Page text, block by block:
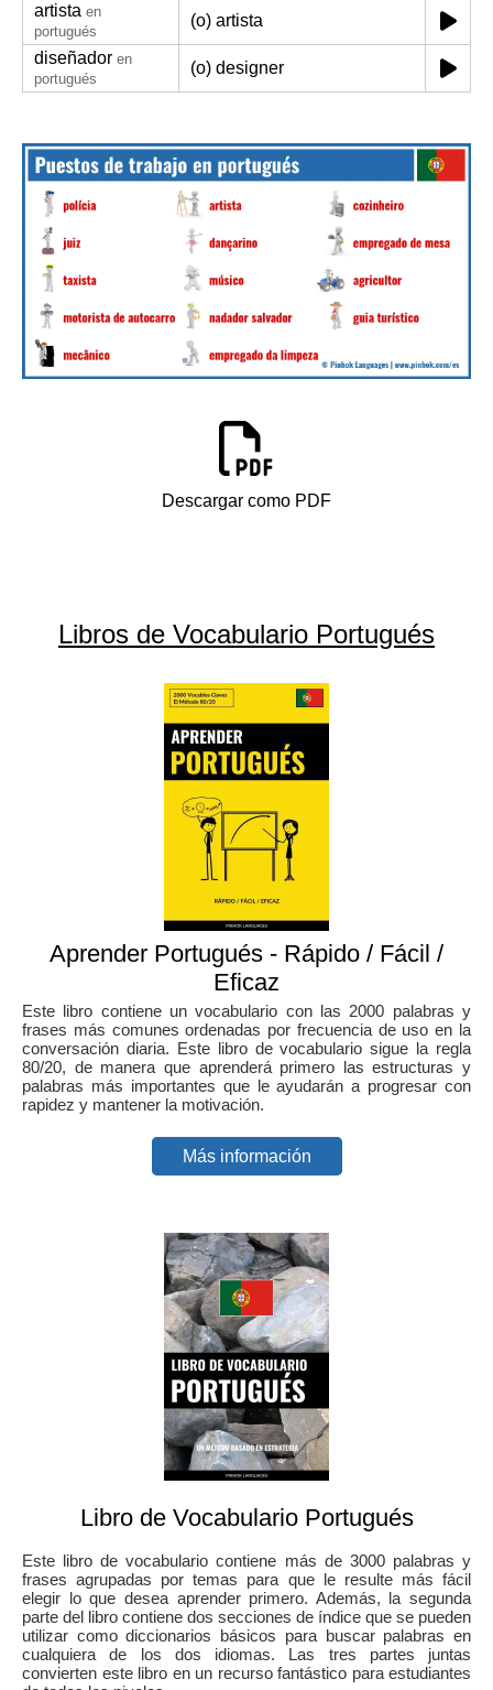
artista en
portugués
(o) artista
diseñador en
portugués
(o) designer
Descargar como PDF
Libros de Vocabulario Portugués
Aprender Portugués - Rápido / Fácil /
Eficaz
Este libro contiene un vocabulario con las 2000 palabras y
frases más comunes ordenadas por frecuencia de uso en la
conversación diaria. Este libro de vocabulario sigue la regla
80/20, de manera que aprenderá primero las estructuras y
palabras más importantes que le ayudarán a progresar con
rapidez y mantener la motivación.
Más información
Libro de Vocabulario Portugués
Este libro de vocabulario contiene más de 3000 palabras y
frases agrupadas por temas para que le resulte más fácil
elegir lo que desea aprender primero. Además, la segunda
parte del libro contiene dos secciones de índice que se pueden
utilizar como diccionarios básicos para buscar palabras en
cualquiera de los dos idiomas. Las tres partes juntas
convierten este libro en un recurso fantástico para estudiantes